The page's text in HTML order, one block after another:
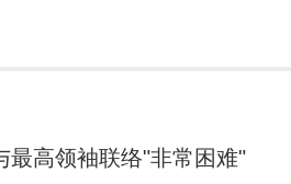
最高领袖联络"非常困难"